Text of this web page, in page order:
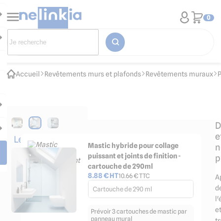
0
Accueil Revêtements murs et plafonds Revêtements muraux
Les
accessoires
indispensables
Mastic hybride pour collage
puissant et joints de finition -
cartouche de 290ml
8.88€ HT10.66€ TTC
Cartouche de 290 ml
Prévoir 3 cartouches de mastic par
panneau mural
et